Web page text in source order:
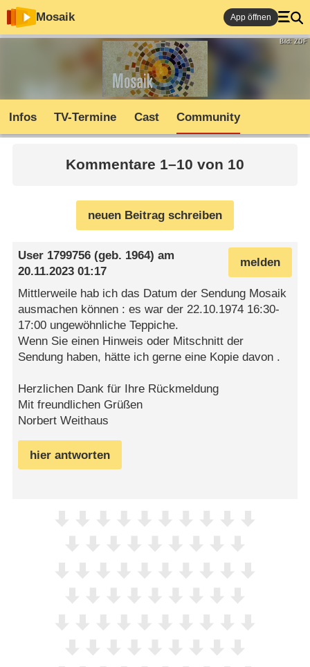
Mosaik App öffnen
Bild: ZDF
Infos TV-Termine Cast Community
Kommentare 1–10 von 10
neuen Beitrag schreiben
melden
User 1799756 (geb. 1964) am
20.11.2023 01:17
Mittlerweile hab ich das Datum der Sendung Mosaik
ausmachen können : es war der 22.10.1974 16:30-
17:00 ungewöhnliche Teppiche.
Wenn Sie einen Hinweis oder Mitschnitt der
Sendung haben, hätte ich gerne eine Kopie davon .
Herzlichen Dank für Ihre Rückmeldung
Mit freundlichen Grüßen
Norbert Weithaus
hier antworten